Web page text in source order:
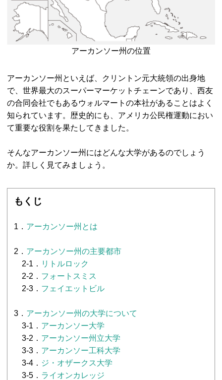
アーカンソー州の位置
アーカンソー州といえば、クリントン元大統領の出身地
で、世界最大のスーパーマーケットチェーンであり、西友
の合同会社でもあるウォルマートの本社があることはよく
知られています。歴史的にも、アメリカ公民権運動におい
て重要な役割を果たしてきました。
そんなアーカンソー州にはどんな大学があるのでしょう
か。詳しく見てみましょう。
もくじ
1． アーカンソー州とは
2． アーカンソー州の主要都市
2-1． リトルロック
2-2． フォートスミス
2-3． フェイエットビル
3． アーカンソー州の大学について
3-1． アーカンソー大学
3-2． アーカンソー州立大学
3-3． アーカンソー工科大学
3-4． ジ・オザークス大学
3-5． ライオンカレッジ